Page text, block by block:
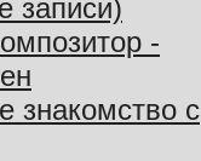
записи)
-
знакомство с